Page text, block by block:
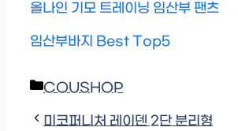
올나인 기모 트레이닝 임산부 팬츠
임산부바지 Best Top5
Categories
COUSHOP
미코퍼니처 레이덴 2단 분리형